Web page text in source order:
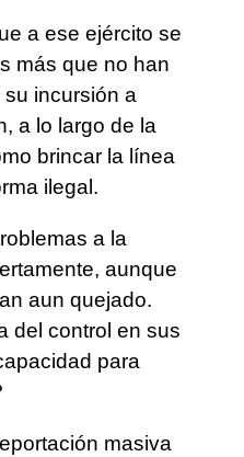
a ese ejército se
más que no han
incursión a
a lo largo de la
brincar la línea
ilegal.
a la
aunque
aun quejado.
del control en sus
para
masiva